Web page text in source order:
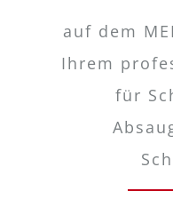
auf dem
Ihrem
für